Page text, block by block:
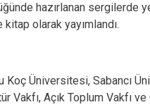
hazırlanan sergilerde
olarak yayımlandı.
Koç Üniversitesi, Sabancı
Vakfı, Açık Toplum Vakfı